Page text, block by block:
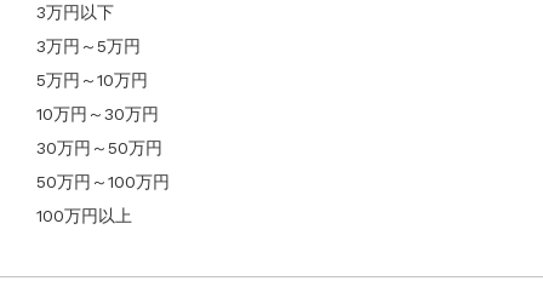
3万円以下
3万円～5万円
5万円～10万円
10万円～30万円
30万円～50万円
50万円～100万円
100万円以上